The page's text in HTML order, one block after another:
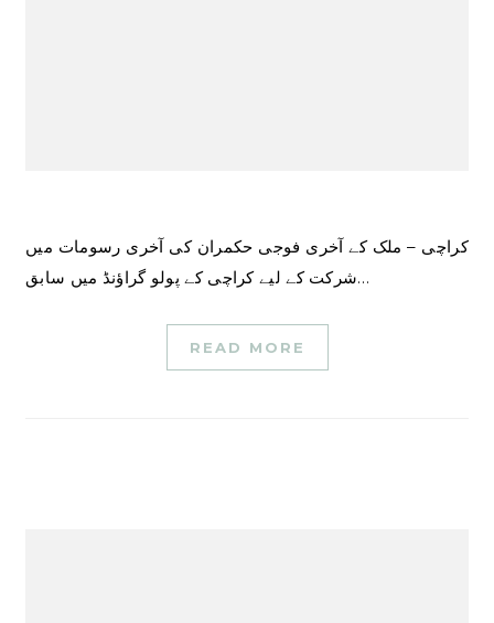
کراچی – ملک کے آخری فوجی حکمران کی آخری رسومات میں
شرکت کے لیے کراچی کے پولو گراؤنڈ میں سابق…
READ MORE